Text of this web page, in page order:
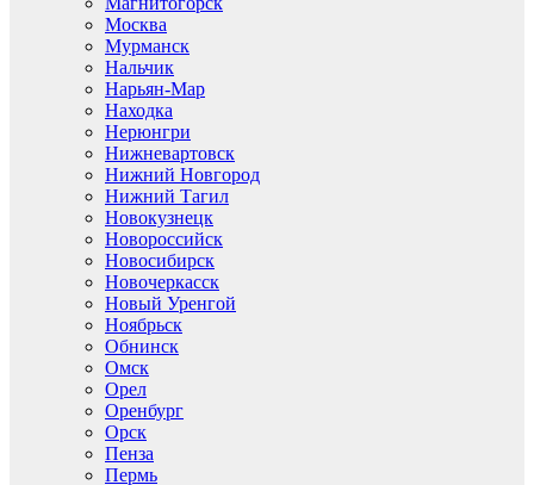
Москва
Мурманск
Нальчик
Нарьян-Мар
Находка
Нерюнгри
Нижневартовск
Нижний Новгород
Нижний Тагил
Новокузнецк
Новороссийск
Новосибирск
Новочеркасск
Новый Уренгой
Ноябрьск
Обнинск
Омск
Орел
Оренбург
Орск
Пенза
Пермь